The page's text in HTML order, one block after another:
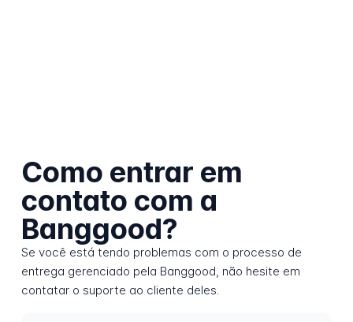
Como entrar em
contato com a
Banggood?
Se você está tendo problemas com o processo de
entrega gerenciado pela Banggood, não hesite em
contatar o suporte ao cliente deles.